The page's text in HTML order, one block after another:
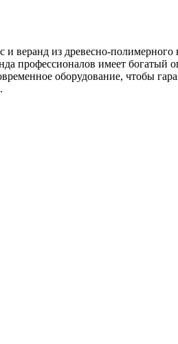
и веранд из древесно-
профессионалов имеет богатый
оборудование, чтобы